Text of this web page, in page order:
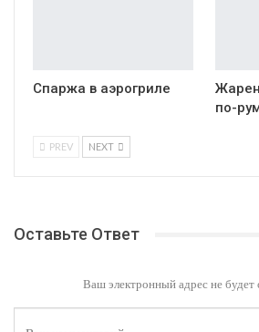
Спаржа в аэрогриле
по-
PREV NEXT
Оставьте Ответ
Ваш электронный адрес не будет